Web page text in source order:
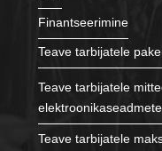
Finantseerimine
Teave tarbijatele
Teave tarbijatele
Teave tarbijatele